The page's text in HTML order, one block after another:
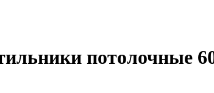
потолочные